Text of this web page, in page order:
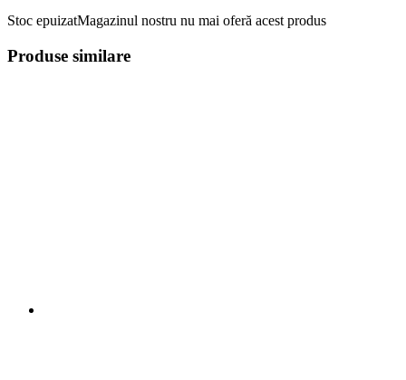
Stoc epuizatMagazinul nostru nu mai oferă acest produs
Produse similare